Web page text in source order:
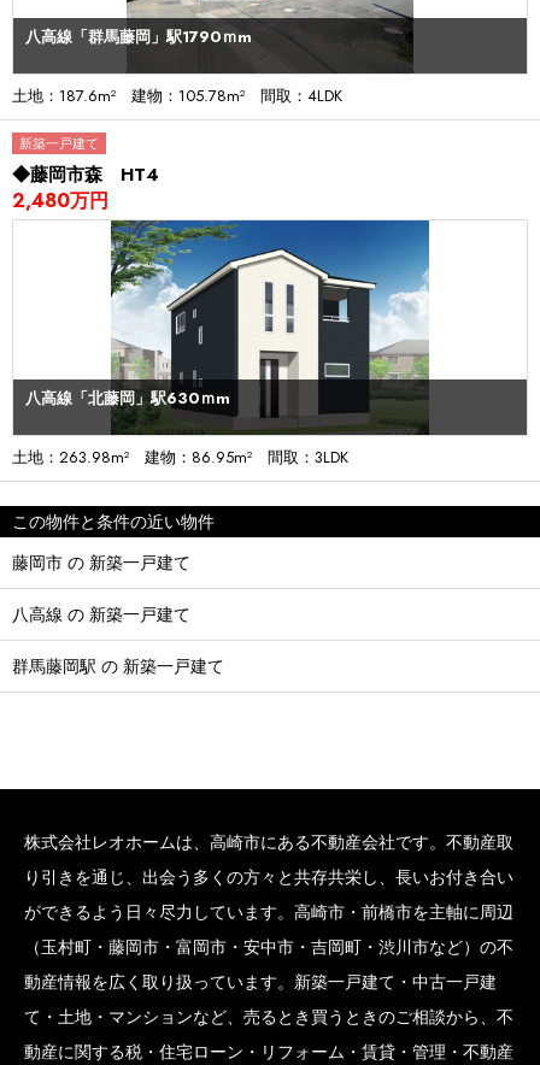
八高線「群馬藤岡」駅1790ｍm
土地：187.6m² 建物：105.78m² 間取：4LDK
新築一戸建て
◆藤岡市森 HT4
2,480万円
八高線「北藤岡」駅630ｍm
土地：263.98m² 建物：86.95m² 間取：3LDK
この物件と条件の近い物件
藤岡市 の 新築一戸建て
八高線 の 新築一戸建て
群馬藤岡駅 の 新築一戸建て
株式会社レオホームは、高崎市にある不動産会社です。不動産取
り引きを通じ、出会う多くの方々と共存共栄し、長いお付き合い
ができるよう日々尽力しています。高崎市・前橋市を主軸に周辺
（玉村町・藤岡市・富岡市・安中市・吉岡町・渋川市など）の不
動産情報を広く取り扱っています。新築一戸建て・中古一戸建
て・土地・マンションなど、売るとき買うときのご相談から、不
動産に関する税・住宅ローン・リフォーム・賃貸・管理・不動産